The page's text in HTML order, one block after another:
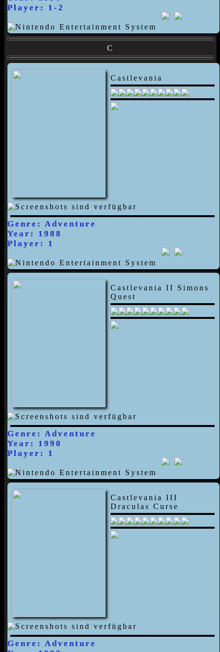
Player: 1-2
C
Castlevania
Genre: Adventure
Year: 1988
Player: 1
Castlevania II Simons
Quest
Genre: Adventure
Year: 1990
Player: 1
Castlevania III
Draculas Curse
Genre: Adventure